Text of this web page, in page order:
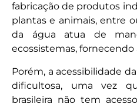
fabricação de produtos
plantas e animais, entre
da água atua de
ecossistemas,
Porém, a acessibilidade
dificultosa, uma vez
brasileira não tem